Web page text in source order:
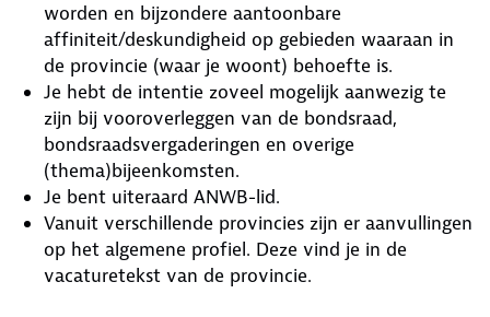
worden en bijzondere aantoonbare
affiniteit/deskundigheid op gebieden waaraan in
de provincie (waar je woont) behoefte is.
Je hebt de intentie zoveel mogelijk aanwezig te
zijn bij vooroverleggen van de bondsraad,
bondsraadsvergaderingen en overige
(thema)bijeenkomsten.
Je bent uiteraard ANWB-lid.
Vanuit verschillende provincies zijn er aanvullingen
op het algemene profiel. Deze vind je in de
vacaturetekst van de provincie.